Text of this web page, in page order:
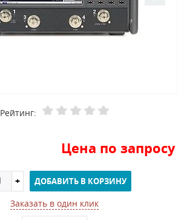
Рейтинг:
Цена по запросу
ДОБАВИТЬ В КОРЗИНУ
Заказать в один клик